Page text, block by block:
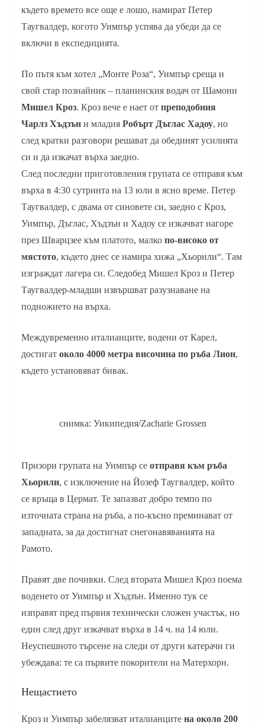
където времето все още е лошо, намират Петер
Таугвалдер, когото Уимпър успява да убеди да се
включи в експедицията.
По пътя към хотел „Монте Роза“, Уимпър среща и
свой стар познайник – планинския водач от Шамони
Мишел Кроз. Кроз вече е нает от преподобния
Чарлз Хъдзън и младия Робърт Дъглас Хадоу, но
след кратки разговори решават да обединят усилията
си и да изкачат върха заедно.
След последни приготовления групата се отправя към
върха в 4:30 сутринта на 13 юли в ясно време. Петер
Таугвалдер, с двама от синовете си, заедно с Кроз,
Уимпър, Дъглас, Хъдзън и Хадоу се изкачват нагоре
през Шварцзее към платото, малко по-високо от
мястото, където днес се намира хижа „Хьорнли“. Там
изграждат лагера си. Следобед Мишел Кроз и Петер
Таугвалдер-младши извършват разузнаване на
подножието на върха.
Междувременно италианците, водени от Карел,
достигат около 4000 метра височина по ръба Лион,
където установяват бивак.
снимка: Уикипедия/Zacharie Grossen
Призори групата на Уимпър се отправя към ръба
Хьорнли, с изключение на Йозеф Таугвалдер, който
се връща в Цермат. Те запазват добро темпо по
източната страна на ръба, а по-късно преминават от
западната, за да достигнат снегонавяванията на
Рамото.
Правят две почивки. След втората Мишел Кроз поема
воденето от Уимпър и Хъдзън. Именно тук се
изправят пред първия технически сложен участък, но
един след друг изкачват върха в 14 ч. на 14 юли.
Неуспешното търсене на следи от други катерачи ги
убеждава: те са първите покорители на Матерхорн.
Нещастието
Кроз и Уимпър забелязват италианците на около 200